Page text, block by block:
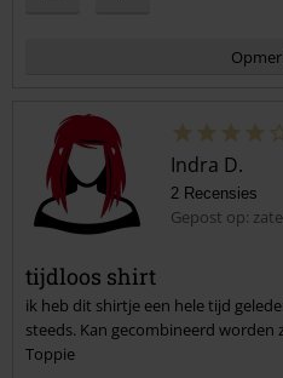
Commentaar versturen
Indra D.
2 Recensies
Gepost op:
tijdloos shirt
ik heb dit shirtje een hele tijd
steeds. Kan gecombineerd
Toppie